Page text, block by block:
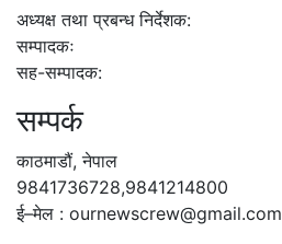
अध्यक्ष तथा प्रबन्ध निर्देशक:
सम्पादकः
सह-सम्पादक:
सम्पर्क
काठमाडौं, नेपाल
9841736728,9841214800
ई–मेल : ournewscrew@gmail.com